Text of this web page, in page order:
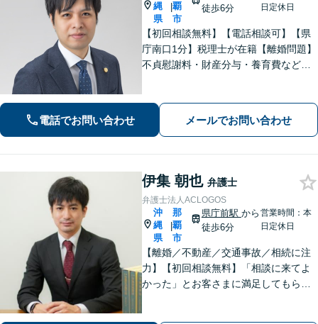
縄
県
|覇
市
徒歩6分
日定休日
【初回相談無料】【電話相談可】【県
庁南口1分】税理士が在籍【離婚問題】
不貞慰謝料・財産分与・養育費など。
額）・明け渡し請求・立退料増額など
に対応。交渉から訴訟までお任せくだ
電話でお問い合わせ メールでお問い合わせ
伊集 朝也 弁護士
弁護士法人ACLOGOS
沖
縄
県
|
那
覇
市
県庁前駅 から
徒歩6分
営業時間：本
日定休日
【離婚／不動産／交通事故／相続に注
力】【初回相談無料】「相談に来てよ
かった」とお客さまに満足してもらう